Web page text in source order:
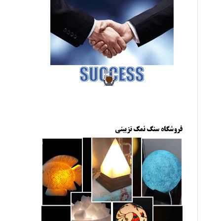
فروشگاه سنگ نمک تزیینی